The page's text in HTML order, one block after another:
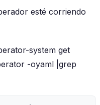
esté corriendo
system get
-oyaml |grep